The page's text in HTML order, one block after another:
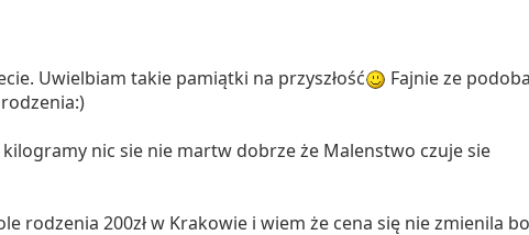
Uwielbiam takie pamiątki na przyszłość
Fajnie ze podoba
nic sie nie martw dobrze że Malenstwo czuje sie
rodzenia 200zł w Krakowie i wiem że cena się nie zmienila bo